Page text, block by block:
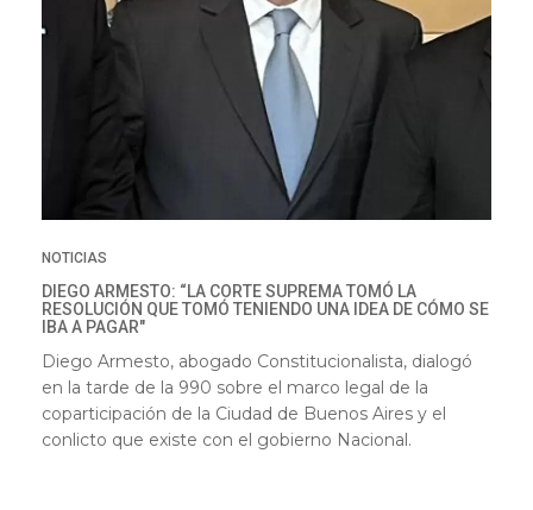
NOTICIAS
DIEGO ARMESTO: “LA CORTE SUPREMA TOMÓ LA
RESOLUCIÓN QUE TOMÓ TENIENDO UNA IDEA DE CÓMO SE
IBA A PAGAR"
Diego Armesto, abogado Constitucionalista, dialogó
en la tarde de la 990 sobre el marco legal de la
coparticipación de la Ciudad de Buenos Aires y el
conlicto que existe con el gobierno Nacional.